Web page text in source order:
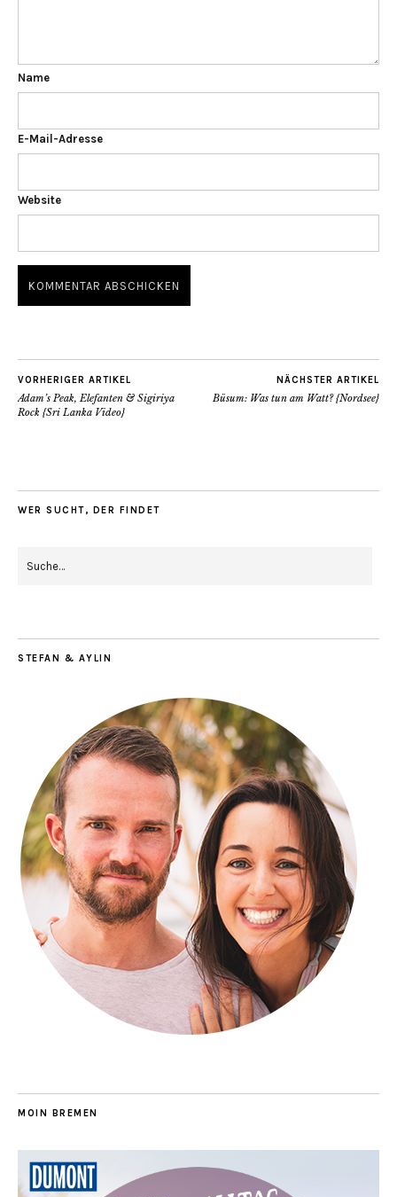
Name
E-Mail-Adresse
Website
VORHERIGER ARTIKEL
Adam’s Peak, Elefanten & Sigiriya
Rock {Sri Lanka Video}
NÄCHSTER ARTIKEL
Büsum: Was tun am Watt? {Nordsee}
WER SUCHT, DER FINDET
STEFAN & AYLIN
MOIN BREMEN